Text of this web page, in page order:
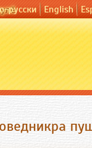
русски English